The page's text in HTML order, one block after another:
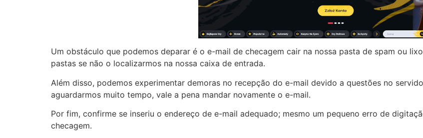
Um obstáculo que podemos deparar é o e-mail de checagem cair na nossa pasta de spam ou
pastas se não o localizarmos na nossa caixa de entrada.
Além disso, podemos experimentar demoras no recepção do e-mail devido a questões no
aguardarmos muito tempo, vale a pena mandar novamente o e-mail.
Por fim, confirme se inseriu o endereço de e-mail adequado; mesmo um pequeno erro de
checagem.